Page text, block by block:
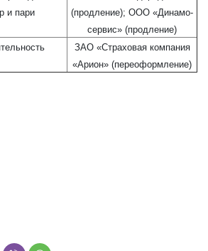
и пари
(продление); ООО «Динамо-
сервис» (продление)
ЗАО «Страховая компания
«Арион» (переоформление)